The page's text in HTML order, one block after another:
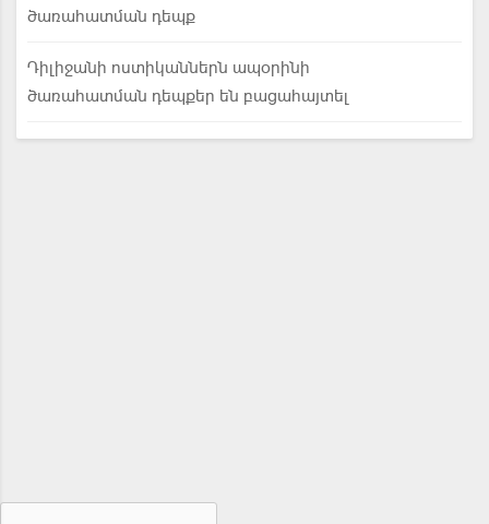
ծառահատման դեպք
Դիլիջանի ոստիկաններն ապօրինի
ծառահատման դեպքեր են բացահայտել